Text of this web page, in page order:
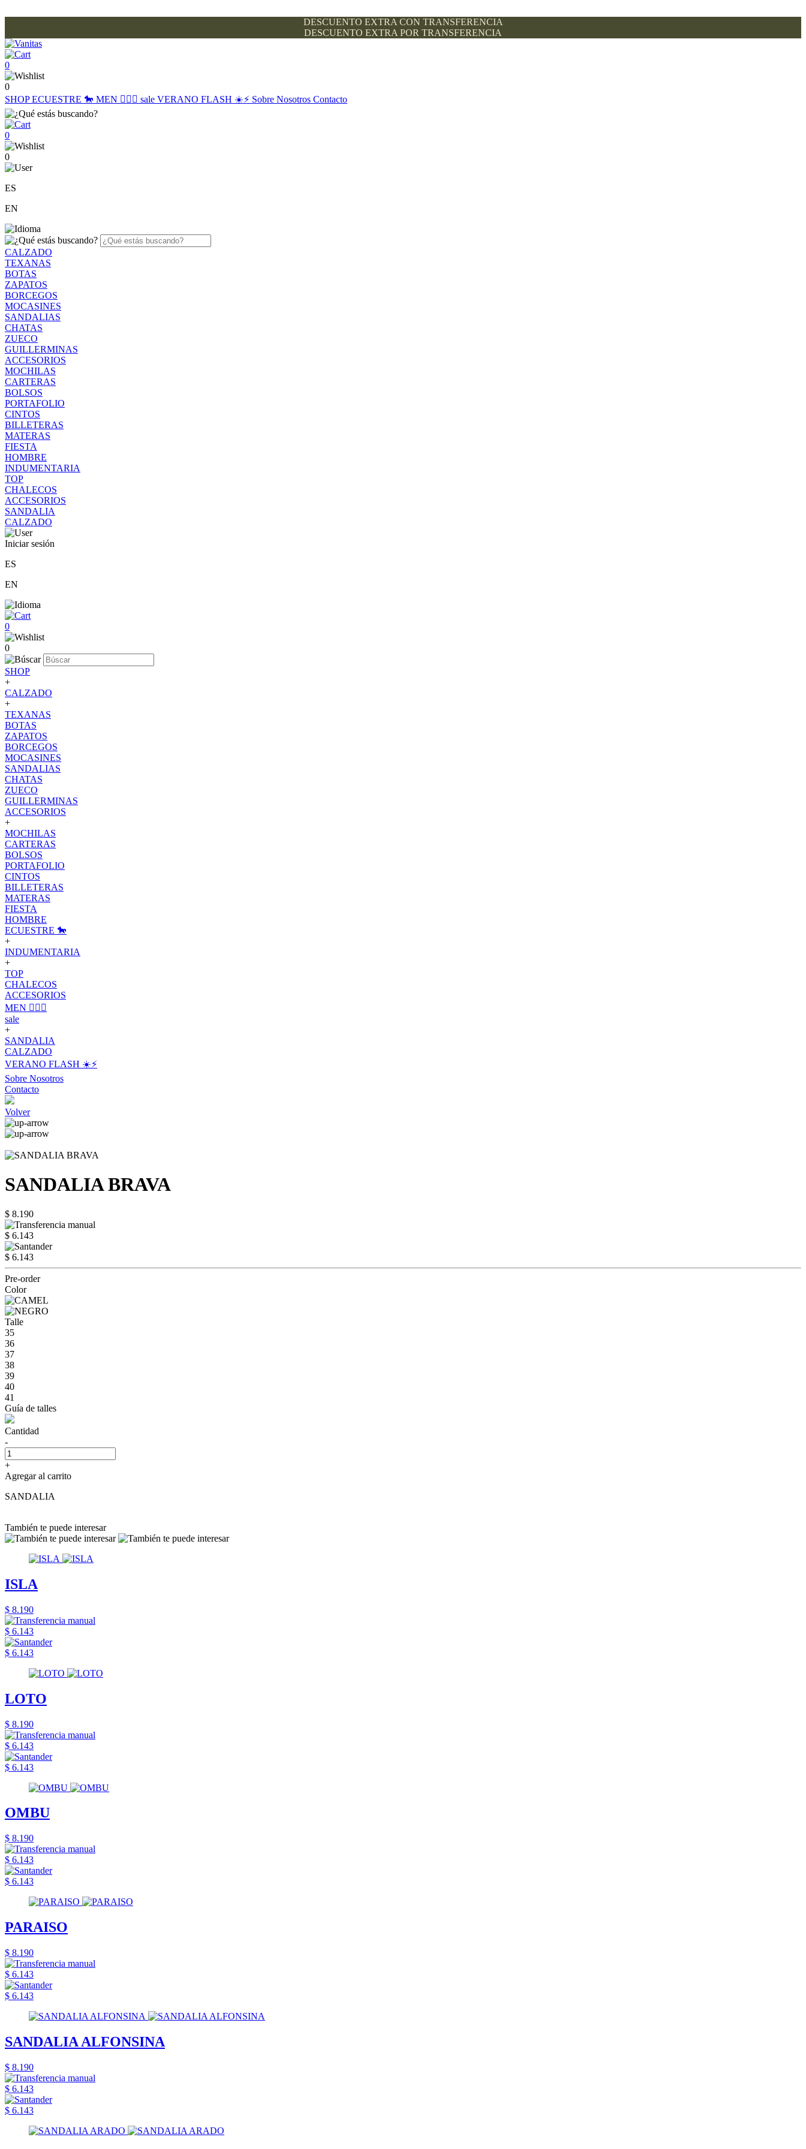
DESCUENTO EXTRA CON TRANSFERENCIA
DESCUENTO EXTRA POR TRANSFERENCIA
0
0
SHOPECUESTRE 🐎 MEN 🙋🏽‍♂️ sale VERANO FLASH ☀️⚡️ Sobre Nosotros Contacto
0
0
ES
EN
CALZADO
TEXANAS
BOTAS
ZAPATOS
BORCEGOS
MOCASINES
SANDALIAS
CHATAS
ZUECO
GUILLERMINAS
ACCESORIOS
MOCHILAS
CARTERAS
BOLSOS
PORTAFOLIO
CINTOS
BILLETERAS
MATERAS
FIESTA
HOMBRE
INDUMENTARIA
TOP
CHALECOS
ACCESORIOS
SANDALIA
CALZADO
Iniciar sesión
ES
EN
0
0
SHOP
+
CALZADO
+
TEXANAS
BOTAS
ZAPATOS
BORCEGOS
MOCASINES
SANDALIAS
CHATAS
ZUECO
GUILLERMINAS
ACCESORIOS
+
MOCHILAS
CARTERAS
BOLSOS
PORTAFOLIO
CINTOS
BILLETERAS
MATERAS
FIESTA
HOMBRE
ECUESTRE 🐎
+
INDUMENTARIA
+
TOP
CHALECOS
ACCESORIOS
MEN 🙋🏽‍♂️
sale
+
SANDALIA
CALZADO
VERANO FLASH ☀️⚡️
Sobre Nosotros
Contacto
Volver
SANDALIA BRAVA
$ 8.190
$ 6.143
$ 6.143
Pre-order
Color
Talle
35
36
37
38
39
40
41
Guía de talles
Cantidad
-
+
Agregar al carrito
SANDALIA
También te puede interesar
ISLA
$ 8.190
$ 6.143
$ 6.143
LOTO
$ 8.190
$ 6.143
$ 6.143
OMBU
$ 8.190
$ 6.143
$ 6.143
PARAISO
$ 8.190
$ 6.143
$ 6.143
SANDALIA ALFONSINA
$ 8.190
$ 6.143
$ 6.143